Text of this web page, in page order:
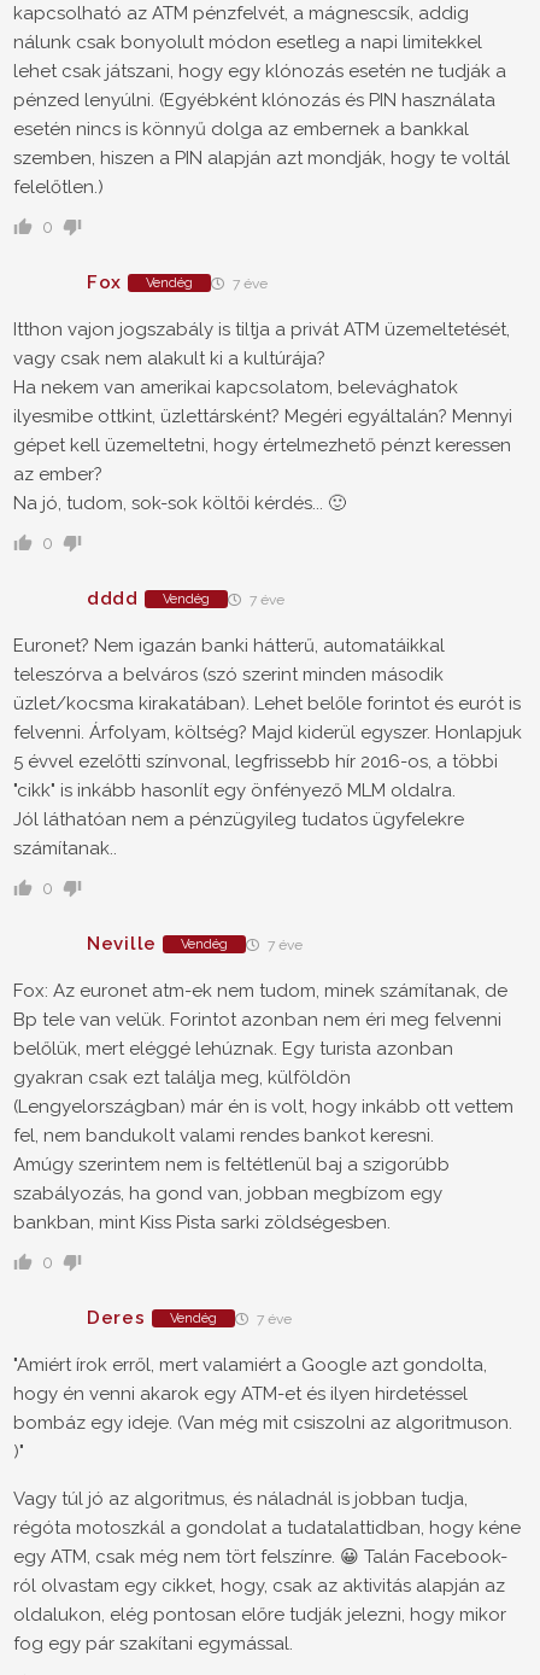
kapcsolható az ATM pénzfelvét, a mágnescsík, addig
nálunk csak bonyolult módon esetleg a napi limitekkel
lehet csak játszani, hogy egy klónozás esetén ne tudják a
pénzed lenyúlni. (Egyébként klónozás és PIN használata
esetén nincs is könnyű dolga az embernek a bankkal
szemben, hiszen a PIN alapján azt mondják, hogy te voltál
felelőtlen.)
0
Fox Vendég 7 éve
Itthon vajon jogszabály is tiltja a privát ATM üzemeltetését,
vagy csak nem alakult ki a kultúrája?
Ha nekem van amerikai kapcsolatom, belevághatok
ilyesmibe ottkint, üzlettársként? Megéri egyáltalán? Mennyi
gépet kell üzemeltetni, hogy értelmezhető pénzt keressen
az ember?
Na jó, tudom, sok-sok költői kérdés... 🙂
0
dddd Vendég 7 éve
Euronet? Nem igazán banki hátterű, automatáikkal
teleszórva a belváros (szó szerint minden második
üzlet/kocsma kirakatában). Lehet belőle forintot és eurót is
felvenni. Árfolyam, költség? Majd kiderül egyszer. Honlapjuk
5 évvel ezelőtti színvonal, legfrissebb hír 2016-os, a többi
"cikk" is inkább hasonlít egy önfényező MLM oldalra.
Jól láthatóan nem a pénzügyileg tudatos ügyfelekre
számítanak..
0
Neville Vendég 7 éve
Fox: Az euronet atm-ek nem tudom, minek számítanak, de
Bp tele van velük. Forintot azonban nem éri meg felvenni
belőlük, mert eléggé lehúznak. Egy turista azonban
gyakran csak ezt találja meg, külföldön
(Lengyelországban) már én is volt, hogy inkább ott vettem
fel, nem bandukolt valami rendes bankot keresni.
Amúgy szerintem nem is feltétlenül baj a szigorúbb
szabályozás, ha gond van, jobban megbízom egy
bankban, mint Kiss Pista sarki zöldségesben.
0
Deres Vendég 7 éve
"Amiért írok erről, mert valamiért a Google azt gondolta,
hogy én venni akarok egy ATM-et és ilyen hirdetéssel
bombáz egy ideje. (Van még mit csiszolni az algoritmuson.
)"
Vagy túl jó az algoritmus, és náladnál is jobban tudja,
régóta motoszkál a gondolat a tudatalattidban, hogy kéne
egy ATM, csak még nem tört felszínre. 😀 Talán Facebook-
ról olvastam egy cikket, hogy, csak az aktivitás alapján az
oldalukon, elég pontosan előre tudják jelezni, hogy mikor
fog egy pár szakítani egymással.